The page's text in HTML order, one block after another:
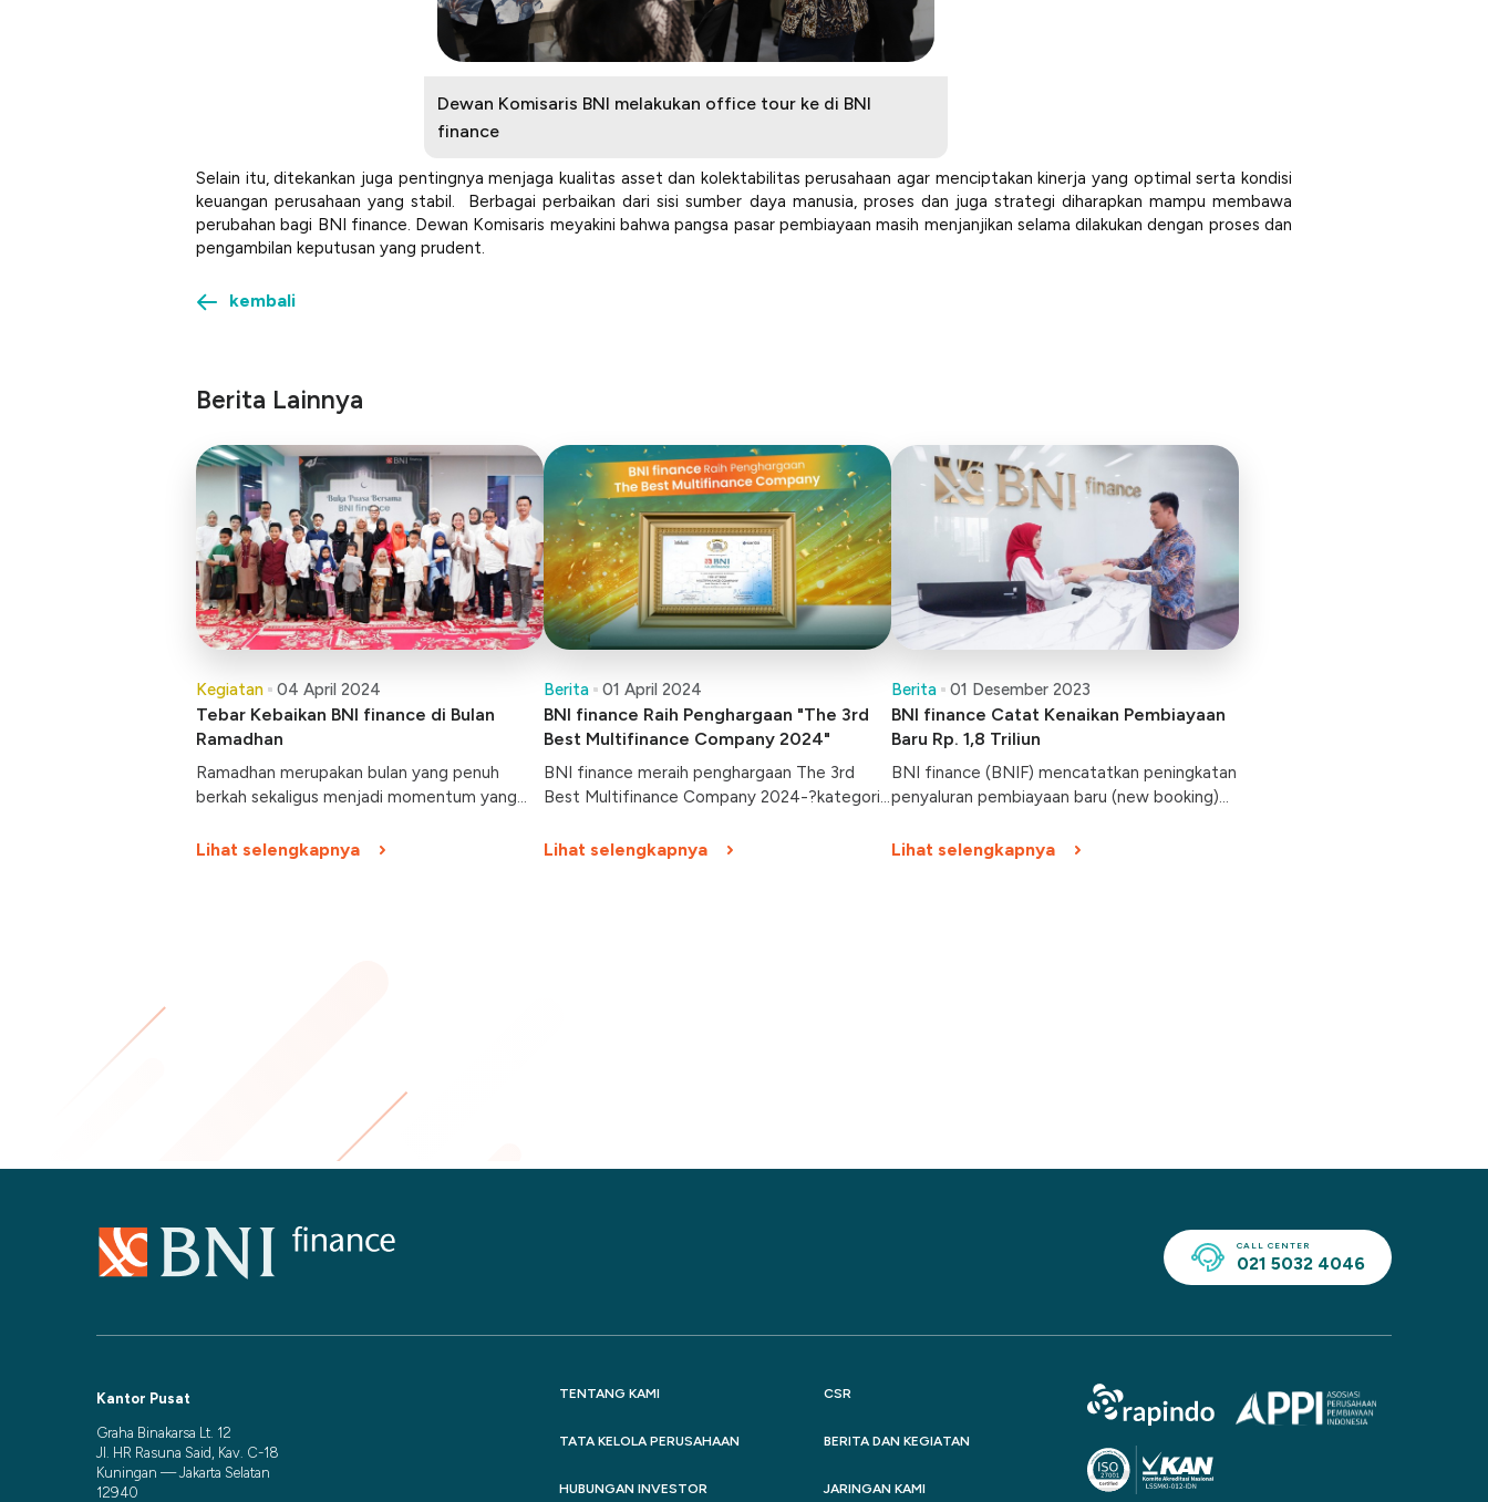
Dewan Komisaris BNI melakukan office tour ke di BNI
finance
Selain itu, ditekankan juga pentingnya menjaga kualitas asset dan kolektabilitas perusahaan agar menciptakan kinerja yang optimal serta kondisi
keuangan perusahaan yang stabil. Berbagai perbaikan dari sisi sumber daya manusia, proses dan juga strategi diharapkan mampu membawa
perubahan bagi BNI finance. Dewan Komisaris meyakini bahwa pangsa pasar pembiayaan masih menjanjikan selama dilakukan dengan proses dan
pengambilan keputusan yang prudent
kembali
Berita Lainnya
Kegiatan 04 April 2024
Tebar Kebaikan BNI finance di Bulan
Ramadhan
Ramadhan merupakan bulan yang penuh
berkah sekaligus menjadi momentum yang
berbagi kebahagiaan dengan sesama.
Lihat selengkapnya
Berita 01 April 2024
BNI finance Raih Penghargaan "The 3rd
Best Multifinance Company 2024"
BNI finance meraih penghargaan The 3rd
Best Multifinance Company 2024-?kategori
Lihat selengkapnya
Berita 01 Desember 2023
BNI finance Catat Kenaikan Pembiayaan
Baru Rp. 1,8 Triliun
BNI finance (BNIF) mencatatkan peningkatan
penyaluran pembiayaan baru (new booking)
Lihat selengkapnya
CALL CENTER
021 5032 4046
Kantor Pusat
Graha Binakarsa Lt. 12
Jl. HR Rasuna Said, Kav. C-18
Kuningan — Jakarta Selatan
12940
TENTANG KAMI
TATA KELOLA PERUSAHAAN
HUBUNGAN INVESTOR
CSR
BERITA DAN KEGIATAN
JARINGAN KAMI